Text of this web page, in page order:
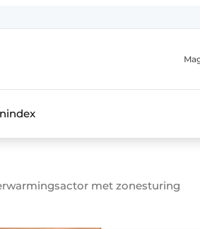
met zonesturing